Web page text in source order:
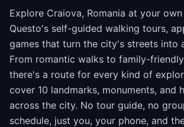
Explore Craiova, Romania at your
Questo's self-guided walking tours,
games that turn the city's streets into
From romantic walks to family-
there's a route for every kind of
cover 10 landmarks, monuments, and
across the city. No tour guide, no
schedule, just you, your phone, and